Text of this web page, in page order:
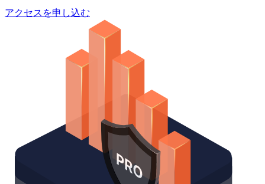
アクセスを申し込む